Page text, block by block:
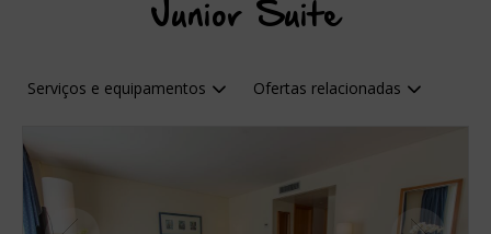
Junior Suite
Serviços e equipamentos Ofertas relacionadas